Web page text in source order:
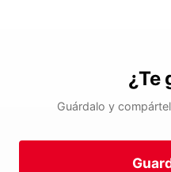
¿Te
Guárdalo y